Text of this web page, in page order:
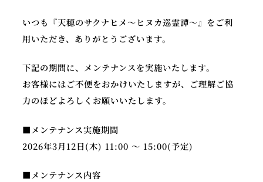
いつも『天穂のサクナヒメ～ヒヌカ巡霊譚～』をご利
用いただき、ありがとうございます。
下記の期間に、メンテナンスを実施いたします。
お客様にはご不便をおかけいたしますが、ご理解ご協
力のほどよろしくお願いいたします。
■メンテナンス実施期間
2026年3月12日(木) 11:00 ～ 15:00(予定)
■メンテナンス内容